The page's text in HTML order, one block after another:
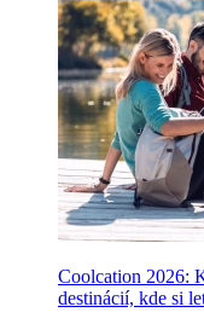
Coolcation 2026:
destinácií, kde si